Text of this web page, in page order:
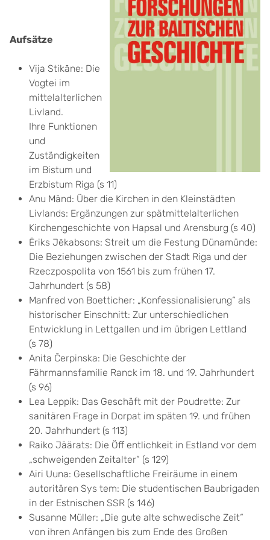
Aufsätze
Vija Stikāne: Die
Vogtei im
mittelalterlichen
Livland.
Ihre Funktionen
und
Zuständigkeiten
im Bistum und
Erzbistum Riga (s 11)
Anu Mänd: Über die Kirchen in den Kleinstädten
Livlands: Ergänzungen zur spätmittelalterlichen
Kirchengeschichte von Hapsal und Arensburg (s 40)
Ēriks Jēkabsons: Streit um die Festung Dünamünde:
Die Beziehungen zwischen der Stadt Riga und der
Rzeczpospolita von 1561 bis zum frühen 17.
Jahrhundert (s 58)
Manfred von Boetticher: „Konfessionalisierung“ als
historischer Einschnitt: Zur unterschiedlichen
Entwicklung in Lettgallen und im übrigen Lettland
(s 78)
Anita Čerpinska: Die Geschichte der
Fährmannsfamilie Ranck im 18. und 19. Jahrhundert
(s 96)
Lea Leppik: Das Geschäft mit der Poudrette: Zur
sanitären Frage in Dorpat im späten 19. und frühen
20. Jahrhundert (s 113)
Raiko Jäärats: Die Öff entlichkeit in Estland vor dem
„schweigenden Zeitalter“ (s 129)
Airi Uuna: Gesellschaftliche Freiräume in einem
autoritären Sys tem: Die studentischen Baubrigaden
in der Estnischen SSR (s 146)
Susanne Müller: „Die gute alte schwedische Zeit“
von ihren Anfängen bis zum Ende des Großen